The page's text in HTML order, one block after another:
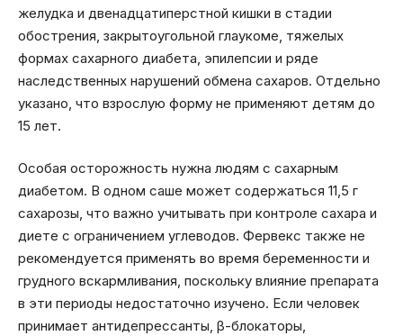
желудка и двенадцатиперстной кишки в стадии
обострения, закрытоугольной глаукоме, тяжелых
формах сахарного диабета, эпилепсии и ряде
наследственных нарушений обмена сахаров. Отдельно
указано, что взрослую форму не применяют детям до
15 лет.
Особая осторожность нужна людям с сахарным
диабетом. В одном саше может содержаться 11,5 г
сахарозы, что важно учитывать при контроле сахара и
диете с ограничением углеводов. Фервекс также не
рекомендуется применять во время беременности и
грудного вскармливания, поскольку влияние препарата
в эти периоды недостаточно изучено. Если человек
принимает антидепрессанты, β-блокаторы,